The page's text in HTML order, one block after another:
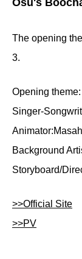
The opening
3.
Opening
Singer-
Background
Storyboard/
>>Official Site
>>PV